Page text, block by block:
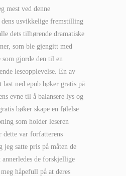
mest ved denne
dens usvikkelige fremstilling
dets tilhørende dramatiske
som ble gjengitt med
gjorde den til en
leseopplevelse. En av
last ned epub bøker gratis på
evne til å balansere lys og
bøker skape en følelse
som holder leseren
dette var forfatterens
jeg satte pris på måten de
de forskjellige
håpefull på at deres